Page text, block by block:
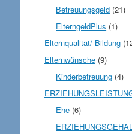
Betreuungsgeld (21)
ElterngeldPlus (1)
Elternqualität/-Bildung
Elternwünsche(9)
Kinderbetreuung (4)
Ehe (6)